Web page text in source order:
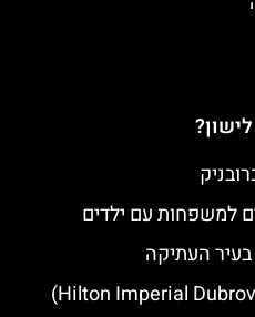
למשפחות עם ילדים
בעיר העתיקה